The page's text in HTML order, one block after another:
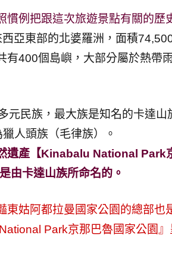
慣例把跟這次旅遊景點有關的歷
亞東部的北婆羅洲，面積
有400個島嶼，大部分屬於熱帶
元民族，最大族是知名的卡達
人頭族（毛律族）。
遺產【Kinabalu National Park
由卡達山族所命名的。
東姑阿都拉曼國家公園的總部
Park京那巴魯國家公園